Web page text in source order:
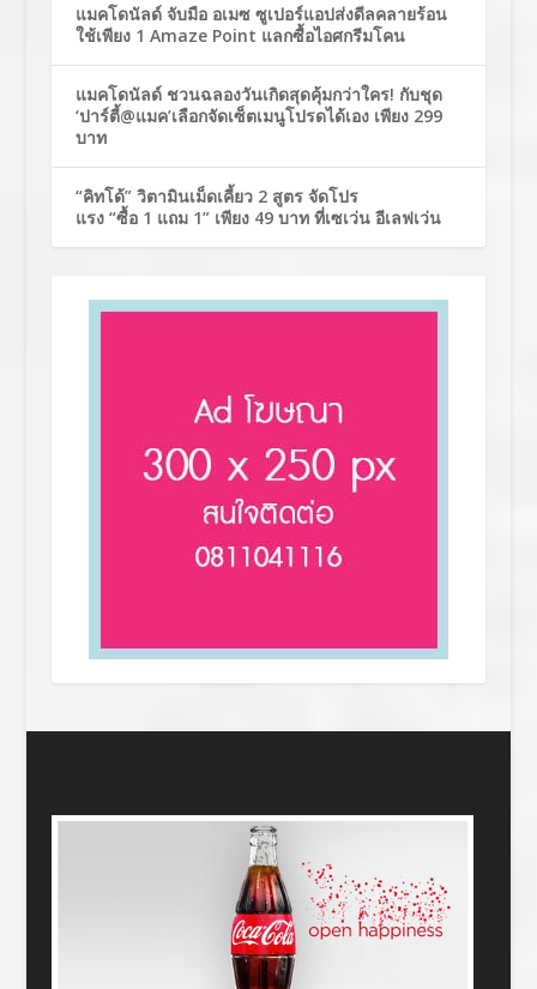
แมคโดนัลด์ จับมือ อเมซ ซูเปอร์แอปส่งดีลคลายร้อน
ใช้เพียง 1 Amaze Point แลกซื้อไอศกรีมโคน
แมคโดนัลด์ ชวนฉลองวันเกิดสุดคุ้มกว่าใคร! กับชุด
‘ปาร์ตี้@แมค’เลือกจัดเซ็ตเมนูโปรดได้เอง เพียง 299
บาท
“คิทโด้” วิตามินเม็ดเคี้ยว 2 สูตร จัดโปร
แรง “ซื้อ 1 แถม 1” เพียง 49 บาท ที่เซเว่น อีเลฟเว่น